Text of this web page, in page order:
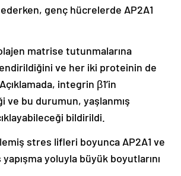
genç hücrelerde AP2A1
matrise tutunmalarına
ve her iki proteinin de
integrin β1’in
ve bu durumun, yaşlanmış
bildirildi.
stres lifleri boyunca AP2A1 ve
yoluyla büyük boyutlarını